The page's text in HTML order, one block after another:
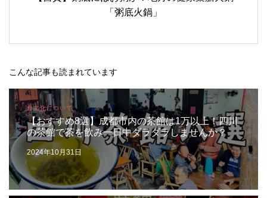
「粥底火鍋」
こんな記事も読まれています
食文化について
【おすすめ8選】成都市内の茶館は1万以上！四川
の茶館で茶を飲み一日中ダラダラしませんか？
2024年10月31日